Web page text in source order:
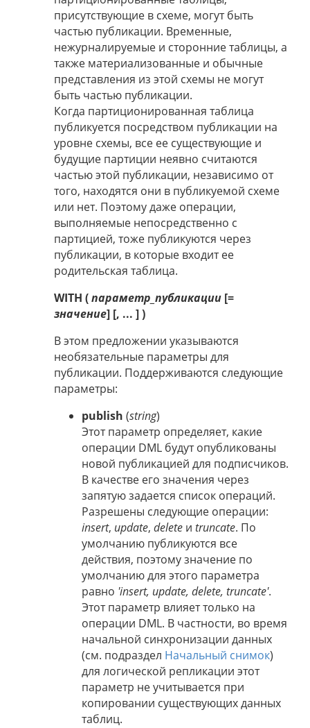
присутствующие в схеме, могут быть
частью публикации. Временные,
нежурналируемые и сторонние таблицы, а
также материализованные и обычные
представления из этой схемы не могут
быть частью публикации.
Когда партиционированная таблица
публикуется посредством публикации на
уровне схемы, все ее существующие и
будущие партиции неявно считаются
частью этой публикации, независимо от
того, находятся они в публикуемой схеме
или нет. Поэтому даже операции,
выполняемые непосредственно с
партицией, тоже публикуются через
публикации, в которые входит ее
родительская таблица.
WITH (параметр_публикации [=
значение] [, ... ] )
В этом предложении указываются
необязательные параметры для
публикации. Поддерживаются следующие
параметры:
publish (string)
Этот параметр определяет, какие
операции DML будут опубликованы
новой публикацией для подписчиков.
В качестве его значения через
запятую задается список операций.
Разрешены следующие операции:
insert, update, delete и truncate. По
умолчанию публикуются все
действия, поэтому значение по
умолчанию для этого параметра
равно 'insert, update, delete, truncate'.
Этот параметр влияет только на
операции DML. В частности, во время
начальной синхронизации данных
(см. подраздел Начальный снимок)
для логической репликации этот
параметр не учитывается при
копировании существующих данных
таблиц.